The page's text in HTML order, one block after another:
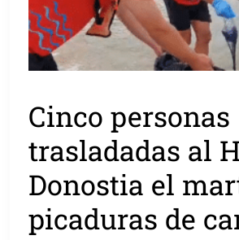
Cinco personas
trasladadas al
Donostia el
picaduras de